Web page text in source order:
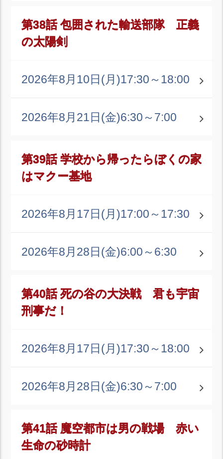
第38話 包囲された輸送部隊 正義
の太陽剣
2026年8月10日(月)17:30～18:00
2026年8月21日(金)6:30～7:00
第39話 学校から帰ったらぼくの家
はマクー基地
2026年8月17日(月)17:00～17:30
2026年8月28日(金)6:00～6:30
第40話 死の谷の大決戦 君も宇宙
刑事だ！
2026年8月17日(月)17:30～18:00
2026年8月28日(金)6:30～7:00
第41話 魔空都市は男の戦場 赤い
生命の砂時計